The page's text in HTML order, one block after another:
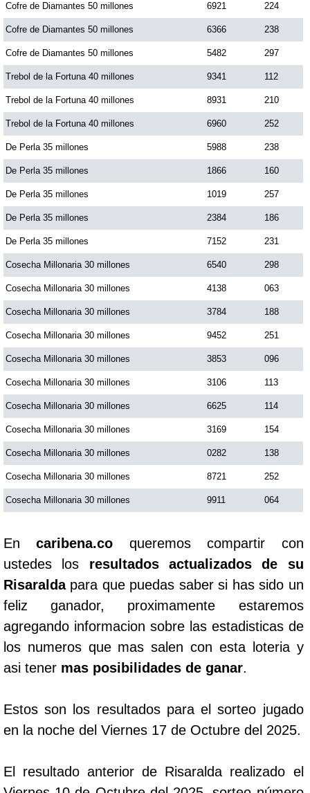
Cofre de Diamantes 50 millones 6921 224
Cofre de Diamantes 50 millones 6366 238
Cofre de Diamantes 50 millones 5482 297
Trebol de la Fortuna 40 millones 9341 112
Trebol de la Fortuna 40 millones 8931 210
Trebol de la Fortuna 40 millones 6960 252
De Perla 35 millones 5988 238
De Perla 35 millones 1866 160
De Perla 35 millones 1019 257
De Perla 35 millones 2384 186
De Perla 35 millones 7152 231
Cosecha Millonaria 30 millones 6540 298
Cosecha Millonaria 30 millones 4138 063
Cosecha Millonaria 30 millones 3784 188
Cosecha Millonaria 30 millones 9452 251
Cosecha Millonaria 30 millones 3853 096
Cosecha Millonaria 30 millones 3106 113
Cosecha Millonaria 30 millones 6625 114
Cosecha Millonaria 30 millones 3169 154
Cosecha Millonaria 30 millones 0282 138
Cosecha Millonaria 30 millones 8721 252
Cosecha Millonaria 30 millones 9911 064
Encaribena.co queremos compartir con
ustedes los resultados actualizados de su
Risaraldapara que puedas saber si has sido un
feliz ganador, proximamente estaremos
agregando informacion sobre las estadisticas de
los numeros que mas salen con esta loteria y
asi tener mas posibilidades de ganar.
Estos son los resultados para el sorteo jugado
en la noche del Viernes 17 de Octubre del 2025.
El resultado anterior de Risaralda realizado el